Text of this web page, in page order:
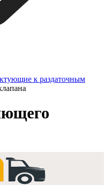
к раздаточным